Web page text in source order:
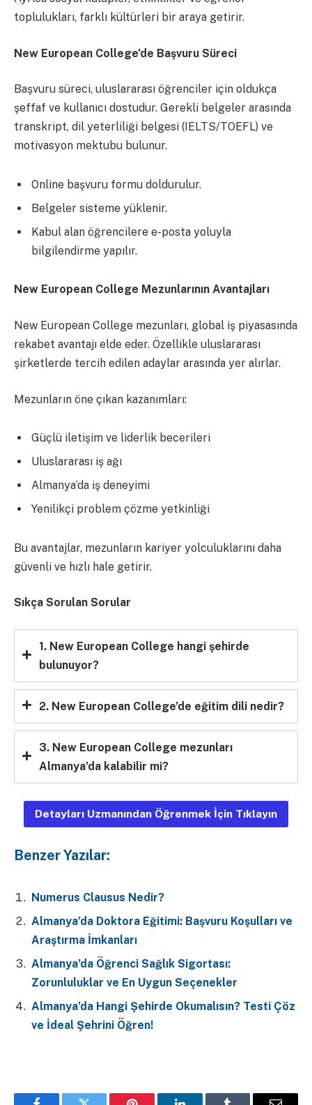
toplulukları, farklı kültürleri bir araya getirir.
New European College’de Başvuru Süreci
Başvuru süreci, uluslararası öğrenciler için oldukça
şeffaf ve kullanıcı dostudur. Gerekli belgeler arasında
transkript, dil yeterliliği belgesi (IELTS/TOEFL) ve
motivasyon mektubu bulunur.
Online başvuru formu doldurulur.
Belgeler sisteme yüklenir.
Kabul alan öğrencilere e-posta yoluyla
bilgilendirme yapılır.
New European College Mezunlarının Avantajları
New European College mezunları, global iş piyasasında
rekabet avantajı elde eder. Özellikle uluslararası
şirketlerde tercih edilen adaylar arasında yer alırlar.
Mezunların öne çıkan kazanımları:
Güçlü iletişim ve liderlik becerileri
Uluslararası iş ağı
Almanya’da iş deneyimi
Yenilikçi problem çözme yetkinliği
Bu avantajlar, mezunların kariyer yolculuklarını daha
güvenli ve hızlı hale getirir.
Sıkça Sorulan Sorular
1. New European College hangi şehirde
bulunuyor?
2. New European College’de eğitim dili nedir?
3. New European College mezunları
Almanya’da kalabilir mi?
Detayları Uzmanından Öğrenmek İçin Tıklayın
Benzer Yazılar:
Numerus Clausus Nedir?
Almanya’da Doktora Eğitimi: Başvuru Koşulları ve
Araştırma İmkanları
Almanya’da Öğrenci Sağlık Sigortası:
Zorunluluklar ve En Uygun Seçenekler
Almanya’da Hangi Şehirde Okumalısın? Testi Çöz
ve İdeal Şehrini Öğren!